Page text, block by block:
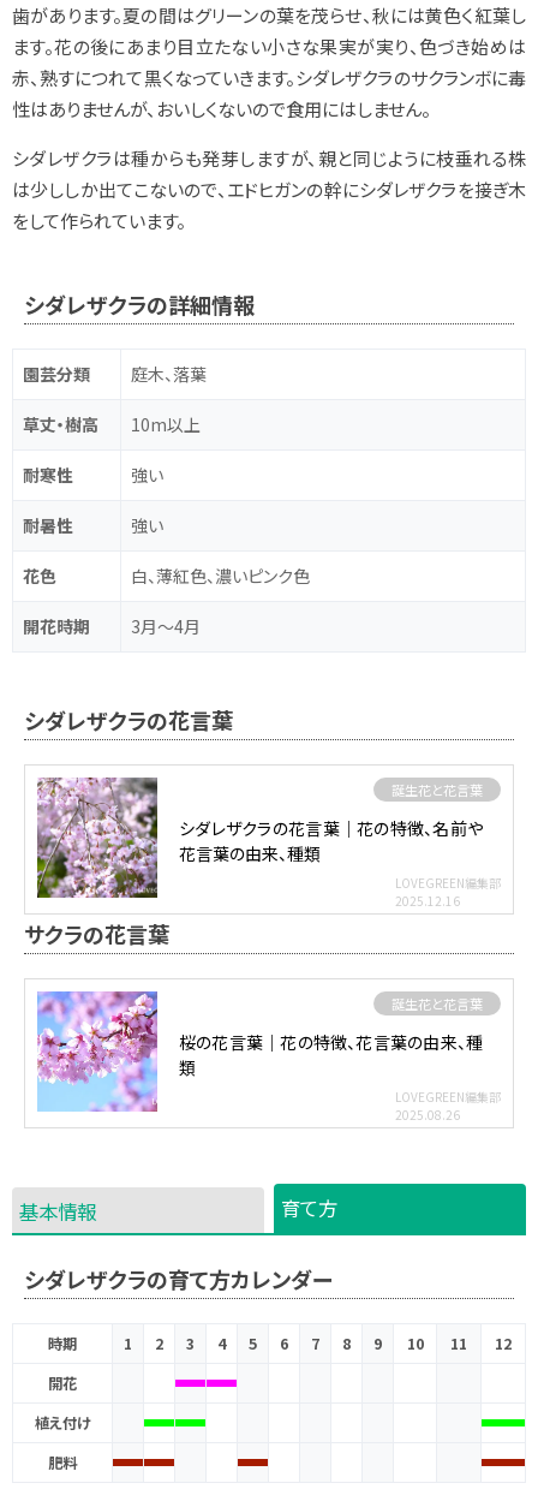
歯があります。夏の間はグリーンの葉を茂らせ、秋には黄色く紅葉し
ます。花の後にあまり目立たない小さな果実が実り、色づき始めは
赤、熟すにつれて黒くなっていきます。シダレザクラのサクランボに毒
性はありませんが、おいしくないので食用にはしません。
シダレザクラは種からも発芽しますが、親と同じように枝垂れる株
は少ししか出てこないので、エドヒガンの幹にシダレザクラを接ぎ木
をして作られています。
シダレザクラの詳細情報
園芸分類 庭木、落葉
草丈・樹高 10m以上
耐寒性 強い
耐暑性 強い
花色 白、薄紅色、濃いピンク色
開花時期 3月～4月
シダレザクラの花言葉
誕生花と花言葉
シダレザクラの花言葉｜花の特徴、名前や
花言葉の由来、種類
LOVEGREEN編集部
2025.12.16
サクラの花言葉
誕生花と花言葉
桜の花言葉｜花の特徴、花言葉の由来、種
類
LOVEGREEN編集部
2025.08.26
基本情報 育て方
シダレザクラの育て方カレンダー
時期 1 2 3 4 5 6 7 8 9 10 11
12
開花
植え付け
肥料